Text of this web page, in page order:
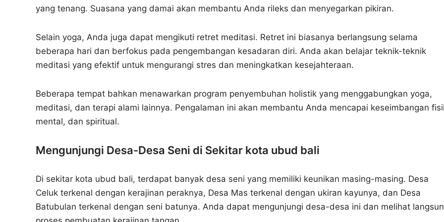
yang tenang. Suasana yang damai akan membantu Anda rileks dan menyegarkan pikiran.
Selain yoga, Anda juga dapat mengikuti retret meditasi. Retret ini biasanya berlangsung selama
beberapa hari dan berfokus pada pengembangan kesadaran diri. Anda akan belajar teknik-teknik
meditasi yang efektif untuk mengurangi stres dan meningkatkan kesejahteraan.
Beberapa tempat bahkan menawarkan program penyembuhan holistik yang menggabungkan yoga,
meditasi, dan terapi alami lainnya. Pengalaman ini akan membantu Anda mencapai keseimbangan
mental, dan spiritual.
Mengunjungi Desa-Desa Seni di Sekitar kota ubud bali
Di sekitar kota ubud bali, terdapat banyak desa seni yang memiliki keunikan masing-masing. Desa
Celuk terkenal dengan kerajinan peraknya, Desa Mas terkenal dengan ukiran kayunya, dan Desa
Batubulan terkenal dengan seni batunya. Anda dapat mengunjungi desa-desa ini dan melihat